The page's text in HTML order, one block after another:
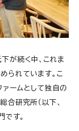
が続く中、これま
られています。こ
ァームとして独自の
合研究所（以下、
です。